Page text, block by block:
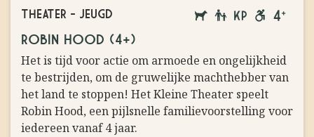
THEATER - JEUGD
AANGELIJNDE
TOEGESTAAN
KLEINEROLSTOEL
VANAF
JAAR
ROBIN HOOD (4+)
Het is tijd voor actie om armoede en ongelijkheid
te bestrijden, om de gruwelijke machthebber van
het land te stoppen! Het Kleine Theater speelt
Robin Hood, een pijlsnelle familievoorstelling voor
iedereen vanaf 4 jaar.